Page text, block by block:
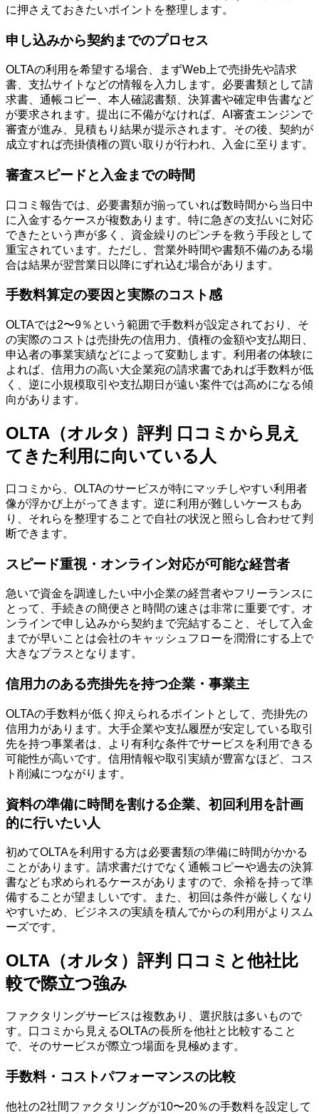
に押さえておきたいポイントを整理します。
申し込みから契約までのプロセス
OLTAの利用を希望する場合、まずWeb上で売掛先や請求
書、支払サイトなどの情報を入力します。必要書類として請
求書、通帳コピー、本人確認書類、決算書や確定申告書など
が要求されます。提出に不備がなければ、AI審査エンジンで
審査が進み、見積もり結果が提示されます。その後、契約が
成立すれば売掛債権の買い取りが行われ、入金に至ります。
審査スピードと入金までの時間
口コミ報告では、必要書類が揃っていれば数時間から当日中
に入金するケースが複数あります。特に急ぎの支払いに対応
できたという声が多く、資金繰りのピンチを救う手段として
重宝されています。ただし、営業外時間や書類不備のある場
合は結果が翌営業日以降にずれ込む場合があります。
手数料算定の要因と実際のコスト感
OLTAでは2〜9％という範囲で手数料が設定されており、そ
の実際のコストは売掛先の信用力、債権の金額や支払期日、
申込者の事業実績などによって変動します。利用者の体験に
よれば、信用力の高い大企業宛の請求書であれば手数料が低
く、逆に小規模取引や支払期日が遠い案件では高めになる傾
向があります。
OLTA（オルタ）評判 口コミから見え
てきた利用に向いている人
口コミから、OLTAのサービスが特にマッチしやすい利用者
像が浮かび上がってきます。逆に利用が難しいケースもあ
り、それらを整理することで自社の状況と照らし合わせて判
断できます。
スピード重視・オンライン対応が可能な経営者
急いで資金を調達したい中小企業の経営者やフリーランスに
とって、手続きの簡便さと時間の速さは非常に重要です。オ
ンラインで申し込みから契約まで完結すること、そして入金
までが早いことは会社のキャッシュフローを潤滑にする上で
大きなプラスとなります。
信用力のある売掛先を持つ企業・事業主
OLTAの手数料が低く抑えられるポイントとして、売掛先の
信用力があります。大手企業や支払履歴が安定している取引
先を持つ事業者は、より有利な条件でサービスを利用できる
可能性が高いです。信用情報や取引実績が豊富なほど、コス
ト削減につながります。
資料の準備に時間を割ける企業、初回利用を計画
的に行いたい人
初めてOLTAを利用する方は必要書類の準備に時間がかかる
ことがあります。請求書だけでなく通帳コピーや過去の決算
書なども求められるケースがありますので、余裕を持って準
備することが望ましいです。また、初回は条件が厳しくなり
やすいため、ビジネスの実績を積んでからの利用がよりスム
ーズです。
OLTA（オルタ）評判 口コミと他社比
較で際立つ強み
ファクタリングサービスは複数あり、選択肢は多いもので
す。口コミから見えるOLTAの長所を他社と比較すること
で、そのサービスが際立つ場面を見極めます。
手数料・コストパフォーマンスの比較
他社の2社間ファクタリングが10〜20％の手数料を設定して